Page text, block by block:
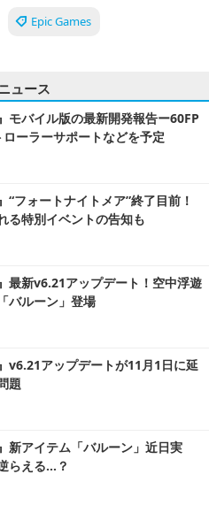
Epic Games
ュース
モバイル版の最新開発報告ー60FP
ーラーサポートなどを予定
“フォートナイトメア”終了目前！
る特別イベントの告知も
最新v6.21アップデート！空中浮遊
バルーン」登場
v6.21アップデートが11月1日に延
題
新アイテム「バルーン」近日実
らえる…？